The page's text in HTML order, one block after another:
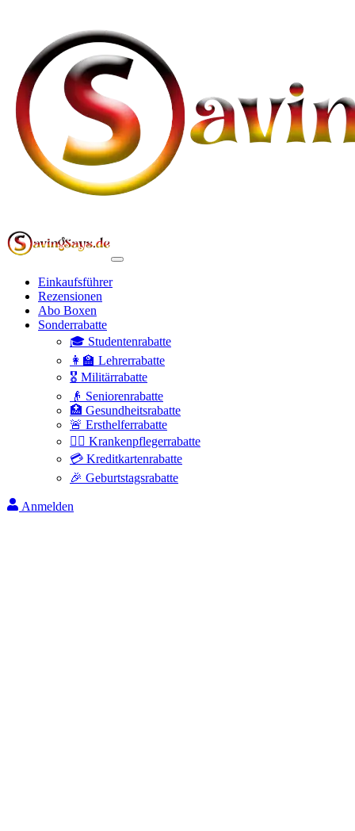
Einkaufsführer
Rezensionen
Abo Boxen
Sonderrabatte
🎓 Studentenrabatte
👩‍🏫 Lehrerrabatte
🎖️ Militärrabatte
👴 Seniorenrabatte
🏥 Gesundheitsrabatte
🚨 Ersthelferrabatte
👩‍⚕️ Krankenpflegerrabatte
💳 Kreditkartenrabatte
🎉 Geburtstagsrabatte
Anmelden